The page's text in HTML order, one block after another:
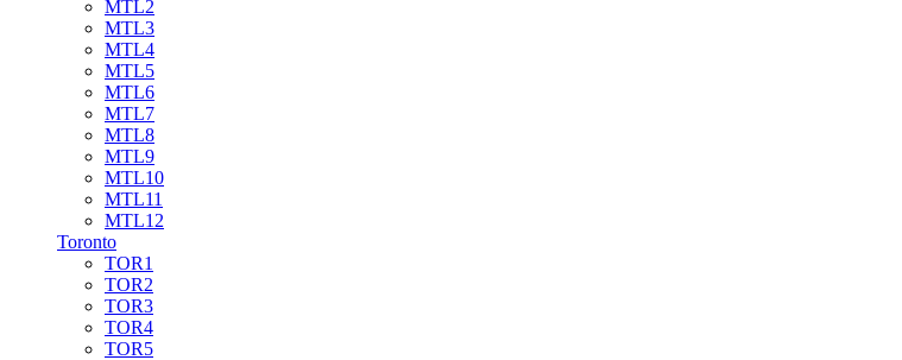
MTL2
MTL3
MTL4
MTL5
MTL6
MTL7
MTL8
MTL9
MTL10
MTL11
MTL12
Toronto
TOR1
TOR2
TOR3
TOR4
TOR5